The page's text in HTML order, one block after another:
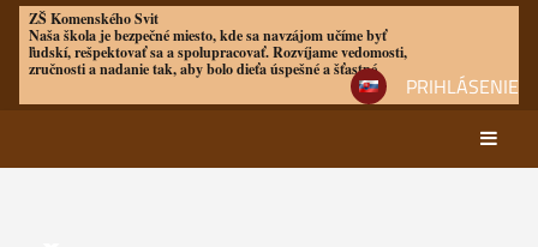
ZŠ Komenského Svit
Naša škola je bezpečné miesto, kde sa navzájom učíme byť
ľudskí, rešpektovať sa a spolupracovať. Rozvíjame vedomosti,
zručnosti a nadanie tak, aby bolo dieťa úspešné a šťastné
PRIHLÁSENIE